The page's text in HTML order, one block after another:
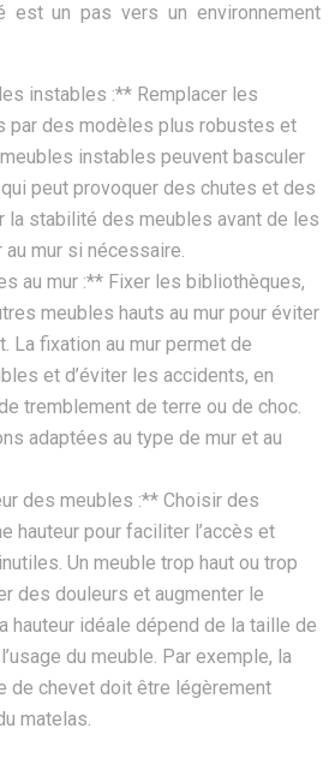
est un pas vers un environnement
instables :** Remplacer les
par des modèles plus robustes et
instables peuvent basculer
peut provoquer des chutes et des
la stabilité des meubles avant de les
mur si nécessaire.
au mur :** Fixer les bibliothèques,
meubles hauts au mur pour éviter
La fixation au mur permet de
et d’éviter les accidents, en
tremblement de terre ou de choc.
adaptées au type de mur et au
des meubles :** Choisir des
hauteur pour faciliter l’accès et
Un meuble trop haut ou trop
des douleurs et augmenter le
hauteur idéale dépend de la taille de
du meuble. Par exemple, la
de chevet doit être légèrement
matelas.